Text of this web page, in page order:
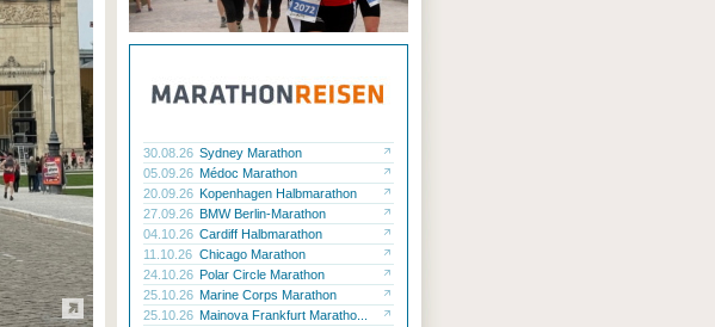
30.08.26 Sydney Marathon
05.09.26 Médoc Marathon
20.09.26 Kopenhagen Halbmarathon
27.09.26 BMW Berlin-Marathon
04.10.26 Cardiff Halbmarathon
11.10.26 Chicago Marathon
24.10.26 Polar Circle Marathon
25.10.26 Marine Corps Marathon
25.10.26 Mainova Frankfurt Maratho...